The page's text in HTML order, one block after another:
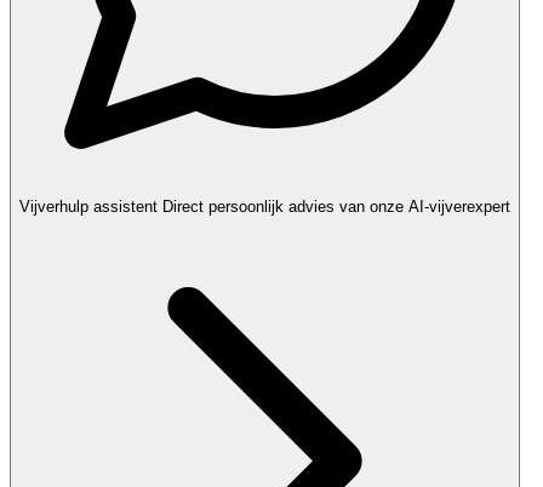
Vijverhulp assistent Direct persoonlijk advies van onze AI-vijverexpert